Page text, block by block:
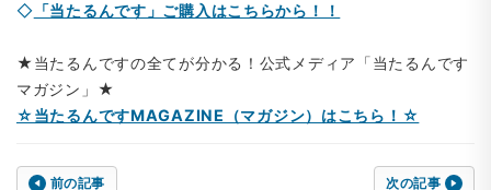
◇ 「当たるんです」ご購入はこちらから！！
★当たるんですの全てが分かる！公式メディア「当たるんです
マガジン」★
☆当たるんですMAGAZINE（マガジン）はこちら！☆
前の記事 次の記事